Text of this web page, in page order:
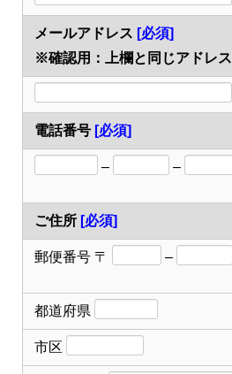
メールアドレス [必須]
※確認用：上欄と同じアドレス
電話番号 [必須]
– –
ご住所 [必須]
郵便番号 〒 –
都道府県
市区